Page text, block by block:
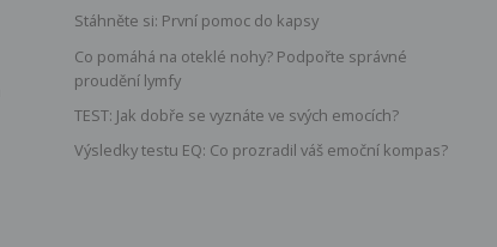
Stáhněte si: První pomoc do kapsy
Co pomáhá na oteklé nohy? Podpořte správné
proudění lymfy
TEST: Jak dobře se vyznáte ve svých emocích?
Výsledky testu EQ: Co prozradil váš emoční kompas?